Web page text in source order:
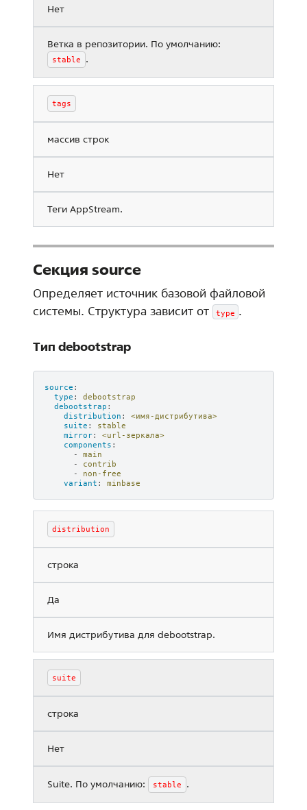
Нет
Ветка в репозитории. По умолчанию:
stable .
tags
массив строк
Нет
Теги AppStream.
Секция source
Определяет источник базовой файловой
системы. Структура зависит от
type .
Тип debootstrap
source :
type :
debootstrap
debootstrap :
distribution :
<имя-дистрибутива>
suite :
stable
mirror:
<url-зеркала>
components :
-
main
-
contrib
-
non-free
variant : minbase
distribution
строка
Да
Имя дистрибутива для debootstrap.
suite
строка
Нет
Suite. По умолчанию: stable .